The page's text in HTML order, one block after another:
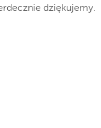
dziękujemy.